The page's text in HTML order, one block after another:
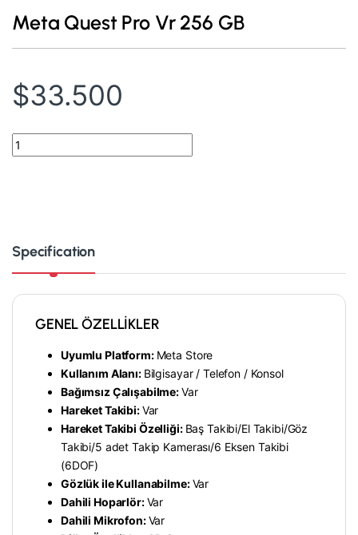
Meta Quest Pro Vr 256 GB
$33.500
Specification
GENEL ÖZELLİKLER
Uyumlu Platform: Meta Store
Kullanım Alanı: Bilgisayar / Telefon / Konsol
Bağımsız Çalışabilme:Var
Hareket Takibi:Var
Hareket Takibi Özelliği: Baş Takibi/El Takibi/Göz
Takibi/5 adet Takip Kamerası/6 Eksen Takibi
(6DOF)
Gözlük ile Kullanabilme:Var
Dahili Hoparlör:Var
Dahili Mikrofon:Var